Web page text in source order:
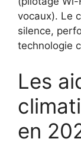
vocaux). Le
silence,
technologie
Les
en